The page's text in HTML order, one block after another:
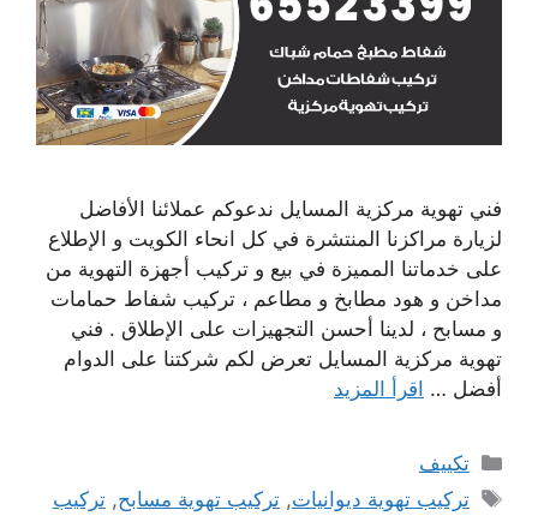
فني تهوية مركزية المسايل ندعوكم عملائنا الأفاضل
لزيارة مراكزنا المنتشرة في كل انحاء الكويت و الإطلاع
على خدماتنا المميزة في بيع و تركيب أجهزة التهوية من
مداخن و هود مطابخ و مطاعم ، تركيب شفاط حمامات
و مسابح ، لدينا أحسن التجهيزات على الإطلاق . فني
تهوية مركزية المسايل تعرض لكم شركتنا على الدوام
أفضل … اقرأ المزيد
التصنيفات
تكييف
الوسوم
تركيب تهوية ديوانيات,تركيب تهوية مسابح,تركيب